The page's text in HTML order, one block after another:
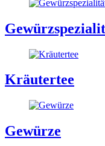
Kräutertee
Gewürze